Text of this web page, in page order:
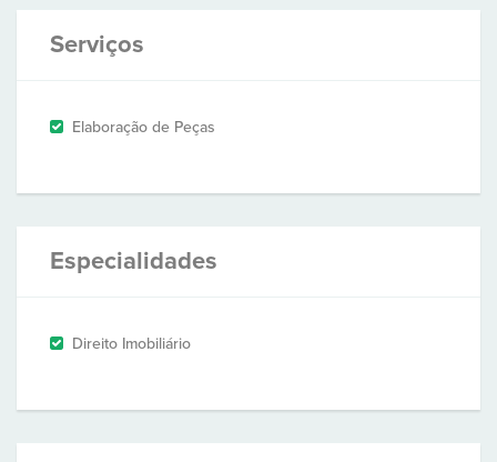
Serviços
Elaboração de Peças
Especialidades
Direito Imobiliário